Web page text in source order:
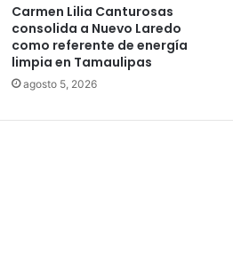
Carmen Lilia Canturosas
consolida a Nuevo Laredo
como referente de energía
limpia en Tamaulipas
agosto 5, 2026